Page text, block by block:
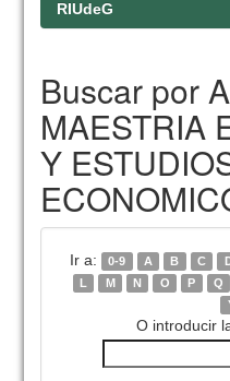
RIUdeG
Buscar por
MAESTRIA
Y
Ir a: 0-9 A B C
L
M N O P Q
O introducir